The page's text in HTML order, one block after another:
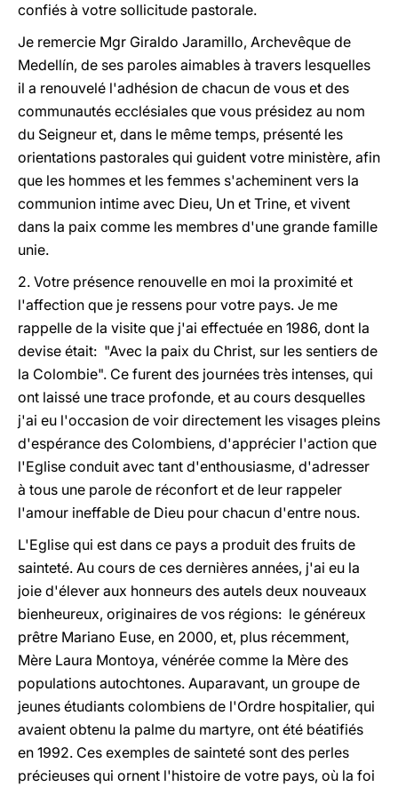
confiés à votre sollicitude pastorale.
Je remercie Mgr Giraldo Jaramillo, Archevêque de
Medellín, de ses paroles aimables à travers lesquelles
il a renouvelé l'adhésion de chacun de vous et des
communautés ecclésiales que vous présidez au nom
du Seigneur et, dans le même temps, présenté les
orientations pastorales qui guident votre ministère, afin
que les hommes et les femmes s'acheminent vers la
communion intime avec Dieu, Un et Trine, et vivent
dans la paix comme les membres d'une grande famille
unie.
2. Votre présence renouvelle en moi la proximité et
l'affection que je ressens pour votre pays. Je me
rappelle de la visite que j'ai effectuée en 1986, dont la
devise était: "Avec la paix du Christ, sur les sentiers de
la Colombie". Ce furent des journées très intenses, qui
ont laissé une trace profonde, et au cours desquelles
j'ai eu l'occasion de voir directement les visages pleins
d'espérance des Colombiens, d'apprécier l'action que
l'Eglise conduit avec tant d'enthousiasme, d'adresser
à tous une parole de réconfort et de leur rappeler
l'amour ineffable de Dieu pour chacun d'entre nous.
L'Eglise qui est dans ce pays a produit des fruits de
sainteté. Au cours de ces dernières années, j'ai eu la
joie d'élever aux honneurs des autels deux nouveaux
bienheureux, originaires de vos régions: le généreux
prêtre Mariano Euse, en 2000, et, plus récemment,
Mère Laura Montoya, vénérée comme la Mère des
populations autochtones. Auparavant, un groupe de
jeunes étudiants colombiens de l'Ordre hospitalier, qui
avaient obtenu la palme du martyre, ont été béatifiés
en 1992. Ces exemples de sainteté sont des perles
précieuses qui ornent l'histoire de votre pays, où la foi